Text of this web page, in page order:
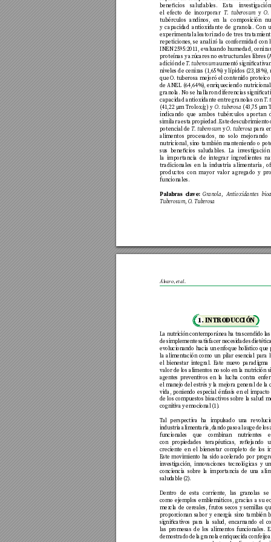
benecios saludables. Esta inv
el efecto de incorporar T. tuberosum y
tubérculos andinos, en la composición
y capacidad antioxidante de granola. Con
experimental aleatorizado de tres
repeticiones, se analizó la conformidad con
INEN 2595:2011, evaluando humedad,
proteínas y azúcares no estructurales libres
adición de T. tuberosum aumentó signicativ
niveles de cenizas (1,65%) y lípidos (23,18%),
que O. tuberosa mejoró el contenido proteico
de ANEL (64,64%), enriqueciendo
granola. No se hallaron diferencias signicati
capacidad antioxidante entre granolas con T.
(41,22 µm Trolox/g) y O. tuberosa (43,75 µm
indicando que ambos tubérculos aportan
similar a esta propiedad. Este descubrimiento
potencial de T. tuberosum y O. tuberosa para
alimentos procesados, no solo
nutricional, sino también manteniendo o po
sus benecios saludables. La inv
la importancia de integrar ingredientes
tradicionales en la industria alimentaria,
productos con mayor valor agregado y
funcionales.
Palabras clave: Granola, Antioxidantes
Tuberosum, O. Tuberosa
Álvaro, et al.
1. INTRODUCCIÓN
La nutrición contemporánea ha trascendido l
de simplemente satisfacer necesidades
evolucionando hacia un enfoque holístico que
la alimentación como un pilar esencial para
el bienestar integral. Este nuevo paradigma
valor de los alimentos no solo en la nutrición
agentes preventivos en la lucha contra
el manejo del estrés y la mejora general de la
vida, poniendo especial énfasis en el
de los compuestos bioactivos sobre la salud
cognitiva y emocional (1).
Tal perspectiva ha impulsado una rev
industria alimentaria, dando paso al auge de
funcionales que combinan nutrientes
con propiedades terapéuticas, reejando
creciente en el bienestar completo de los
Este movimiento ha sido acelerado por pr
investigación, innovaciones tecnológicas y
conciencia sobre la importancia de una
saludable (2).
Dentro de esta corriente, las granolas
como ejemplos emblemáticos, gracias a su
mezcla de cereales, frutos secos y semillas
proporcionan sabor y energía sino también
signicativos para la salud, encarnando el
las promesas de los alimentos funcionales.
demostrado de la granola enriquecida con